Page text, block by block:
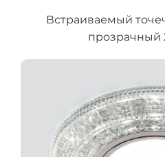
Встраиваемый
прозрачный